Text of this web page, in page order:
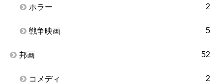
ホラー 2
戦争映画 5
邦画 52
コメディ 2